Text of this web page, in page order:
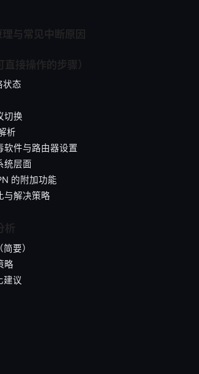
状态
切换
析
软件与路由器设置
统层面
的附加功能
与解决策略
要）
略
建议